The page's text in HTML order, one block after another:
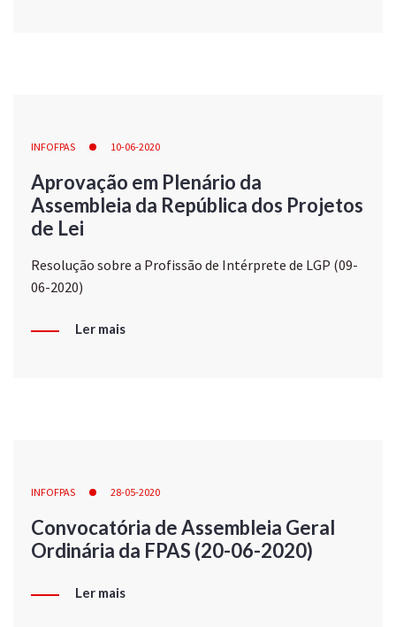
INFOFPAS 10-06-2020
Aprovação em Plenário da
Assembleia da República dos Projetos
de Lei
Resolução sobre a Profissão de Intérprete de LGP (09-
06-2020)
Ler mais
INFOFPAS 28-05-2020
Convocatória de Assembleia Geral
Ordinária da FPAS (20-06-2020)
Ler mais